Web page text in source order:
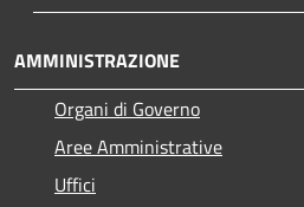
AMMINISTRAZIONE
Organi di Governo
Aree Amministrative
Uffici